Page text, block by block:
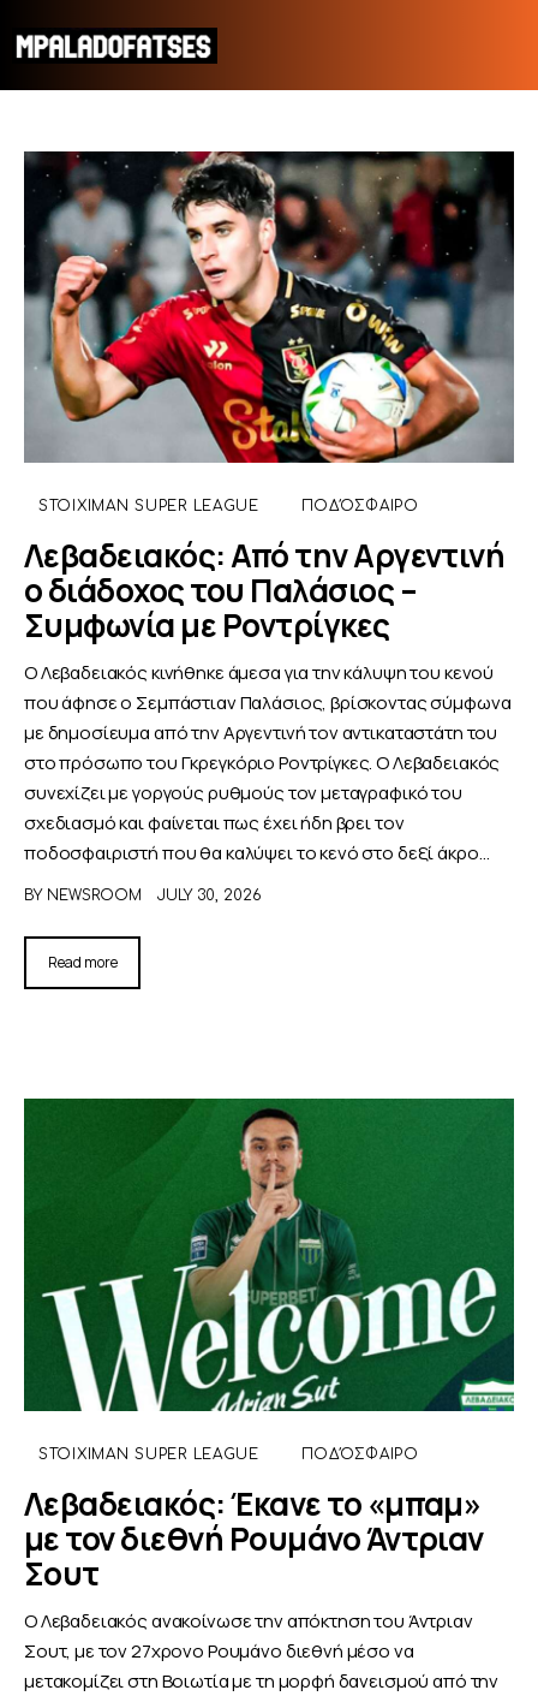
ΜΟΥΝΤΙΑΛ 2026
ΠΟΔΟΣΦΑΙΡΟ
ΜΠΑΣΚΕΤ
ΣΠΟΡ
ΣΥΝΕΝΤΕΥΞΕΙΣ
BEYOND SPORTS
ΑΦΙΕΡΩΜΑΤΑ
MEET THE TEAM
STOIXIMAN SUPER LEAGUE ΠΟΔΌΣΦΑΙΡΟ
Λεβαδειακός: Από την Αργεντινή
ο διάδοχος του Παλάσιος –
Συμφωνία με Ροντρίγκες
Ο Λεβαδειακός κινήθηκε άμεσα για την κάλυψη του κενού
που άφησε ο Σεμπάστιαν Παλάσιος, βρίσκοντας σύμφωνα
με δημοσίευμα από την Αργεντινή τον αντικαταστάτη του
στο πρόσωπο του Γκρεγκόριο Ροντρίγκες. Ο Λεβαδειακός
συνεχίζει με γοργούς ρυθμούς τον μεταγραφικό του
σχεδιασμό και φαίνεται πως έχει ήδη βρει τον
ποδοσφαιριστή που θα καλύψει το κενό στο δεξί άκρο…
BY NEWSROOM JULY 30, 2026
Read more
STOIXIMAN SUPER LEAGUE ΠΟΔΌΣΦΑΙΡΟ
Λεβαδειακός: Έκανε το «μπαμ»
με τον διεθνή Ρουμάνο Άντριαν
Σουτ
Ο Λεβαδειακός ανακοίνωσε την απόκτηση του Άντριαν
Σουτ, με τον 27χρονο Ρουμάνο διεθνή μέσο να
μετακομίζει στη Βοιωτία με τη μορφή δανεισμού από την